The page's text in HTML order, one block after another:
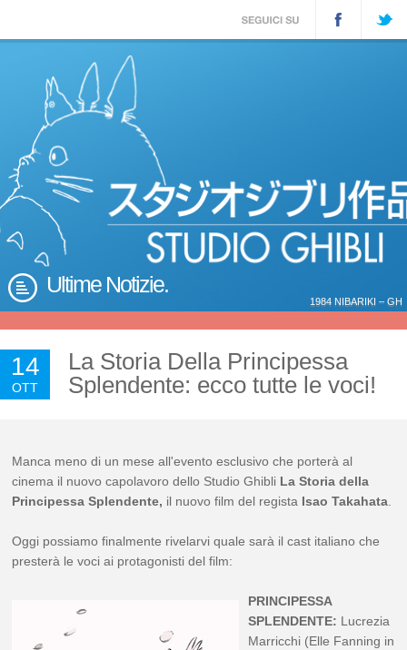
Ultime Notizie.
1984 NIBARIKI – GH
14
OTT
La Storia Della Principessa
Splendente: ecco tutte le voci!
Manca meno di un mese all'evento esclusivo che porterà al
cinema il nuovo capolavoro dello Studio Ghibli La Storia della
Principessa Splendente, il nuovo film del regista Isao Takahata.
Oggi possiamo finalmente rivelarvi quale sarà il cast italiano che
presterà le voci ai protagonisti del film:
PRINCIPESSA
SPLENDENTE: Lucrezia
Marricchi (Elle Fanning in